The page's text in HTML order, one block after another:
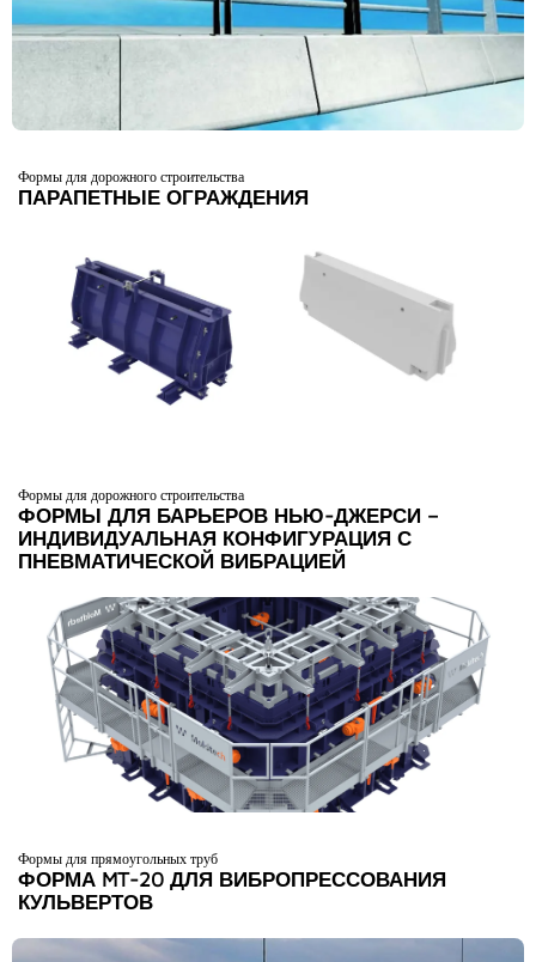
Формы для дорожного строительства
ПАРАПЕТНЫЕ ОГРАЖДЕНИЯ
Формы для дорожного строительства
ФОРМЫ ДЛЯ БАРЬЕРОВ НЬЮ-ДЖЕРСИ –
ИНДИВИДУАЛЬНАЯ КОНФИГУРАЦИЯ С
ПНЕВМАТИЧЕСКОЙ ВИБРАЦИЕЙ
Формы для прямоугольных труб
ФОРМА MT-20 ДЛЯ ВИБРОПРЕССОВАНИЯ
КУЛЬВЕРТОВ